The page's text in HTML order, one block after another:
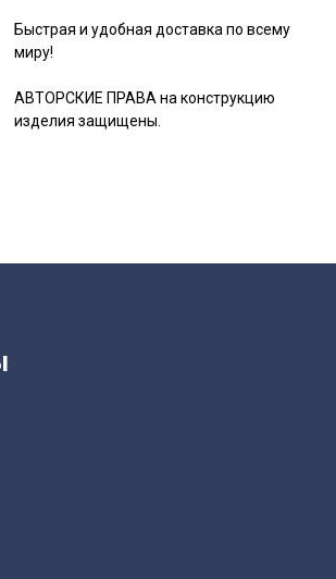
Быстрая и удобная доставка по всему
миру!
АВТОРСКИЕ ПРАВА на конструкцию
изделия защищены.